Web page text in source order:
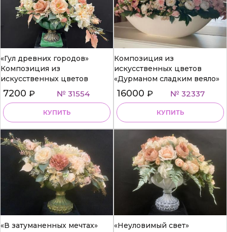
«Гул древних городов»
Композиция из
искусственных цветов
7200 ₽ № 31554
КУПИТЬ
Композиция из
искусственных цветов
«Дурманом сладким веяло»
16000 ₽ № 32337
КУПИТЬ
«В затуманенных мечтах»
«Неуловимый свет»